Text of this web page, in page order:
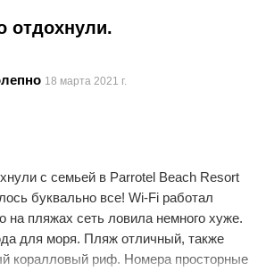
попробовать) Ехали мы за бирюзовым
Пляж при отеле супер! Надеюсь
отдохнули.
18 марта 2021 г.
с семьей в Parrotel Beach Resort
буквально все! Wi-Fi работал
на пляжах сеть ловила немного хуже.
для моря. Пляж отличный, также
коралловый риф. Номера просторные